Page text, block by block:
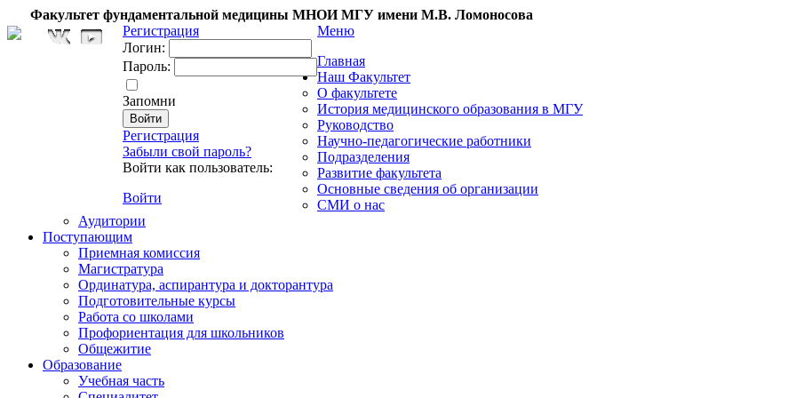
Факультет фундаментальной медицины МНОИ МГУ имени М.В. Ломоносова
Регистрация
Логин:
Пароль:
Запомни
Регистрация
Забыли свой пароль?
Войти как пользователь:
Войти
Меню
Главная
Наш Факультет
О факультете
История медицинского образования в МГУ
Руководство
Научно-педагогические работники
Подразделения
Развитие факультета
Основные сведения об организации
СМИ о нас
Аудитории
Поступающим
Приемная комиссия
Магистратура
Ординатура, аспирантура и докторантура
Подготовительные курсы
Работа со школами
Профориентация для школьников
Общежитие
Образование
Учебная часть